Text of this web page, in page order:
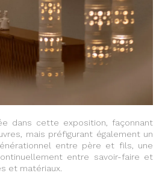
dans cette exposition, façonnant
mais préfigurant également un
entre père et fils, une
entre savoir-faire et
et matériaux.